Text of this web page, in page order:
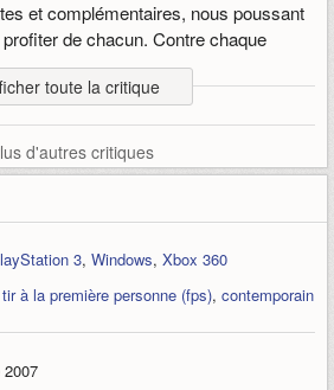
et complémentaires, nous poussant
de chacun. Contre chaque
de se battre, legameplay
presque festive
si lesupdate sont au compte-
donc beaucoup d'équipes à rejoindre,
toute la critique
d'autres critiques
3, Windows, Xbox 360
tir à la première personne (fps), contemporain
2007